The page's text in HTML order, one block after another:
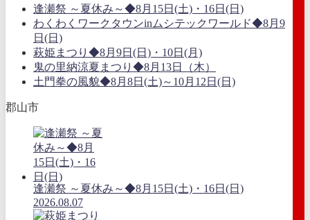
逢瀬祭 ～夏休み～◆8月15日(土)・16日(日)
わくわくワークタウンinムシテックワールド◆8月9
日(日)
萩姫まつり◆8月9日(日)・10日(月)
鬼の里納涼夏まつり◆8月13日（木）
土門拳の風貌◆8月8日(土)～10月12日(日)
郡山市
逢瀬祭 ～夏休み～◆8月15日(土)・16日(日)
2026.08.07